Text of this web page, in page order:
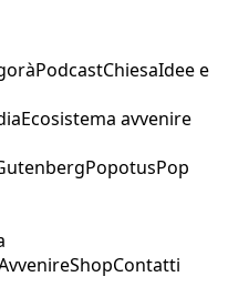
PodcastChiesaIdee e
Ecosistema avvenire
PopotusPop
ShopContatti